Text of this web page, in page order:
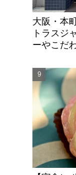
大阪・本
トラスジ
ーやこだ